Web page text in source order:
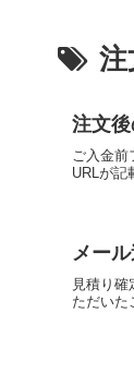
注
注文
ご入金
URLが記
メー
見積り
ただいた